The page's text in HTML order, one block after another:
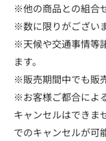
※他の商品との組合
※数に限りがござい
※天候や交通事情等
ます。
※販売期間中でも販
※お客様ご都合によ
キャンセルはできま
でのキャンセルが可